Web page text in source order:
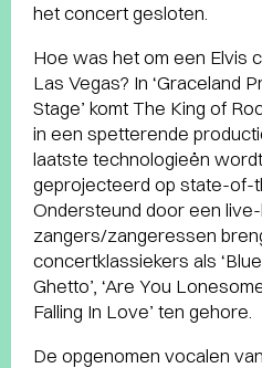
het concert gesloten.
Hoe was het om een Elvis
Las Vegas? In ‘Graceland
Stage’ komt The King of
in een spetterende
laatste technologieën
geprojecteerd op state-of-
Ondersteund door een
zangers/zangeressen
concertklassiekers als
Ghetto’, ‘Are You
Falling In Love’ ten gehore.
De opgenomen vocalen